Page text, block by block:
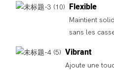
Flexible
Maintient
sans les
Vibrant
Ajoute une